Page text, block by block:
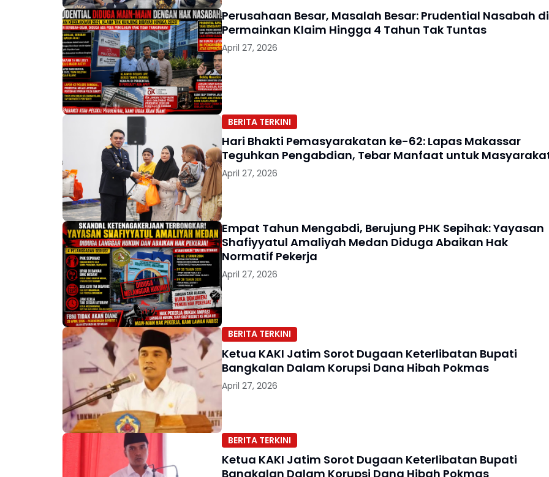
Perusahaan Besar, Masalah Besar: Prudential Nasabah di
Permainkan Klaim Hingga 4 Tahun Tak Tuntas
April 27, 2026
BERITA TERKINI
Hari Bhakti Pemasyarakatan ke-62: Lapas Makassar
Teguhkan Pengabdian, Tebar Manfaat untuk
April 27, 2026
Empat Tahun Mengabdi, Berujung PHK Sepihak: Yayasan
Shafiyyatul Amaliyah Medan Diduga Abaikan Hak
Normatif Pekerja
April 27, 2026
BERITA TERKINI
Ketua KAKI Jatim Sorot Dugaan Keterlibatan Bupati
Bangkalan Dalam Korupsi Dana Hibah Pokmas
April 27, 2026
BERITA TERKINI
Ketua KAKI Jatim Sorot Dugaan Keterlibatan Bupati
Bangkalan Dalam Korupsi Dana Hibah Pokmas